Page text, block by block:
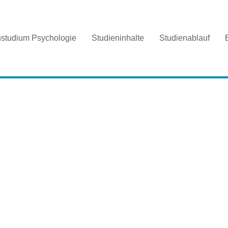
Psychologie Studieninhalte Studienablauf